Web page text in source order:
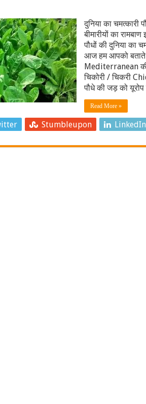
दुनिया का चमत्कारी
बीमारीयों का
पौधों की दुनिया का
आज हम आपको बताते
Mediterranean
चिकोरी / चिकरी
पौधे की जड़ को
Read More »
Stumbleupon LinkedIn